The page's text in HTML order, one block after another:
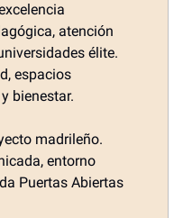
atención
élite.
espacios
bienestar.
madrileño.
entorno
Puertas Abiertas